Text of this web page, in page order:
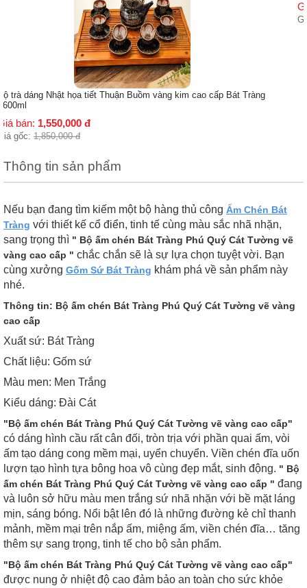
800,000 đ
900,000 đ
Thông tin sản phẩm
Nếu bạn đang tìm kiếm một bộ hàng thủ công Ấm Chén Bát
Tràng với thiết kế cổ điển, tinh tế cùng màu sắc nhã nhặn,
sang trọng thì " Bộ ấm chén Bát Tràng Phú Quý Cát Tường vẽ
vàng cao cấp " chắc chắn sẽ là sự lựa chọn tuyệt vời. Bạn
cùng xưởng Gốm Sứ Bát Tràng khám phá về sản phẩm này
nhé.
Thông tin: Bộ ấm chén Bát Tràng Phú Quý Cát Tường vẽ vàng
cao cấp
Xuất sứ: Bát Tràng
Chất liệu: Gốm sứ
Màu men: Men Trắng
Kiểu dáng: Đài Cát
"Bộ ấm chén Bát Tràng Phú Quý Cát Tường vẽ vàng cao cấp"
có dáng hình cầu rất cân đối, tròn trịa với phần quai ấm, vòi
ấm tạo dáng cong mềm mại, uyển chuyển. Viền chén đĩa uốn
lượn tạo hình tựa bông hoa vô cùng đẹp mắt, sinh động. " Bộ
ấm chén Bát Tràng Phú Quý Cát Tường vẽ vàng cao cấp " đang
và luôn sở hữu màu men trắng sứ nhã nhặn với bề mặt láng
mịn, sáng bóng. Nổi bật lên đó là những đường kẻ chỉ thanh
mảnh, mềm mại trên nắp ấm, miệng ấm, viền chén đĩa… tăng
thêm sự sang trọng, tinh tế cho bộ sản phẩm.
"Bộ ấm chén Bát Tràng Phú Quý Cát Tường vẽ vàng cao cấp"
được nung ở nhiệt độ cao đảm bảo an toàn cho sức khỏe